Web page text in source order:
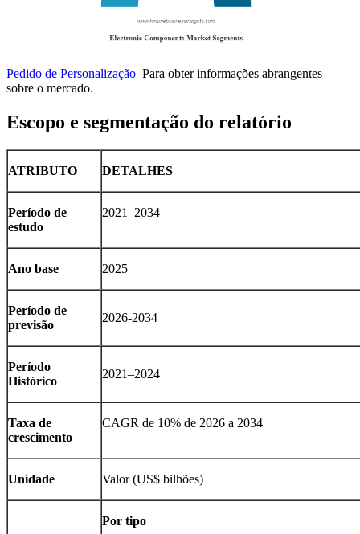
Pedido de Personalização Para obter informações abrangentes
sobre o mercado.
Escopo e segmentação do relatório
ATRIBUTO DETALHES
Período de
estudo
2021–2034
Ano base 2025
Período de
previsão
2026-2034
Período
Histórico
2021–2024
Taxa de
crescimento
CAGR de 10% de 2026 a 2034
Unidade Valor (US$ bilhões)
Por tipo